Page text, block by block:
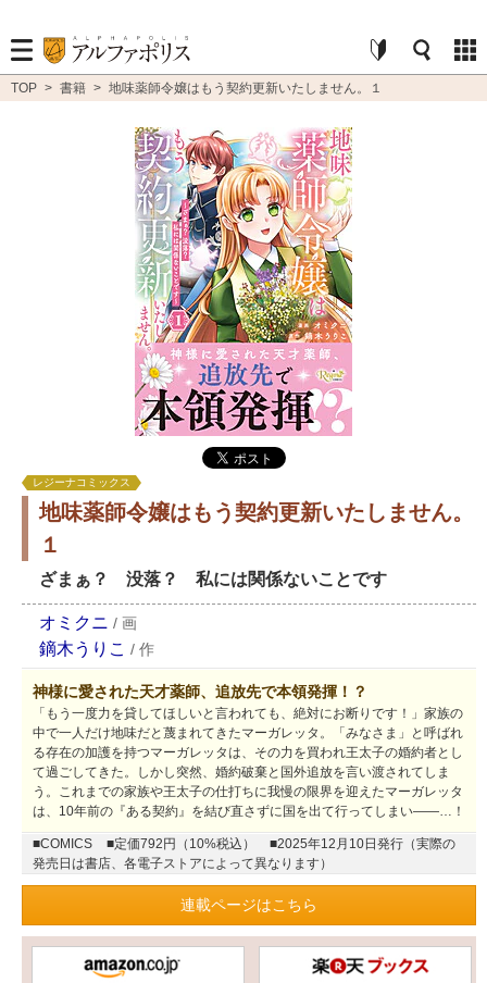
TOP > 書籍 > 地味薬師令嬢はもう契約更新いたしません。１
レジーナコミックス
地味薬師令嬢はもう契約更新いたしません。
１
ざまぁ？ 没落？ 私には関係ないことです
オミクニ / 画
鏑木うりこ / 作
神様に愛された天才薬師、追放先で本領発揮！？
「もう一度力を貸してほしいと言われても、絶対にお断りです！」家族の
中で一人だけ地味だと蔑まれてきたマーガレッタ。「みなさま」と呼ばれ
る存在の加護を持つマーガレッタは、その力を買われ王太子の婚約者とし
て過ごしてきた。しかし突然、婚約破棄と国外追放を言い渡されてしま
う。これまでの家族や王太子の仕打ちに我慢の限界を迎えたマーガレッタ
は、10年前の『ある契約』を結び直さずに国を出て行ってしまい――…！
■COMICS ■定価792円（10%税込）
■2025年12月10日発行（実際の
発売日は書店、各電子ストアによって異なります）
連載ページはこちら